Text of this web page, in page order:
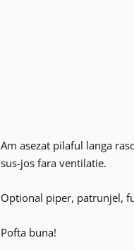
Am asezat pilaful langa
sus-jos fara ventilatie.
Optional piper, patrunjel,
Pofta buna!